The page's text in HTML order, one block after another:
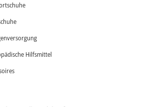
Hilfsmittel